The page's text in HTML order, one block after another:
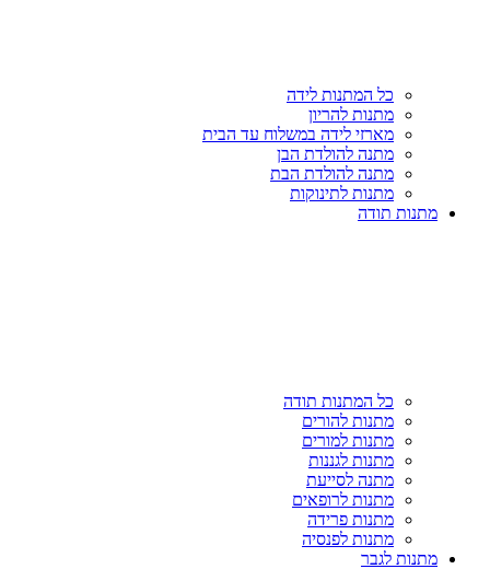
כל המתנות לידה
מתנות להריון
מארזי לידה במשלוח עד הבית
מתנה להולדת הבן
מתנה להולדת הבת
מתנות לתינוקות
מתנות תודה
כל המתנות תודה
מתנות להורים
מתנות למורים
מתנות לגננות
מתנה לסייעת
מתנות לרופאים
מתנות פרידה
מתנות לפנסיה
מתנות לגבר